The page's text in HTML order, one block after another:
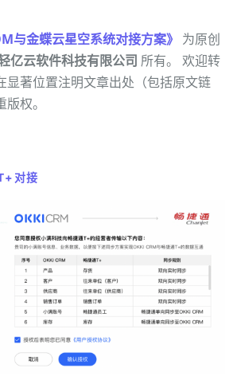
与金蝶云星空系统对接方案》 为原创
亿云软件科技有限公司 所有。 欢迎转
显著位置注明文章出处（包括原文链
权。
对接